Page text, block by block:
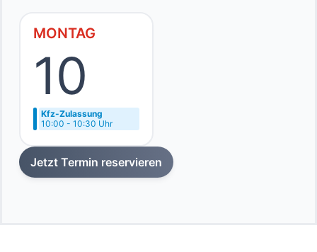
MONTAG
10
Kfz-Zulassung
10:00 - 10:30 Uhr
Jetzt Termin reservieren